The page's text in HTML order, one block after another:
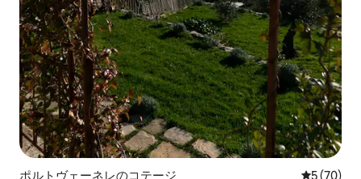
ポルトヴェーネレのコテージ レビュー
5 (70)